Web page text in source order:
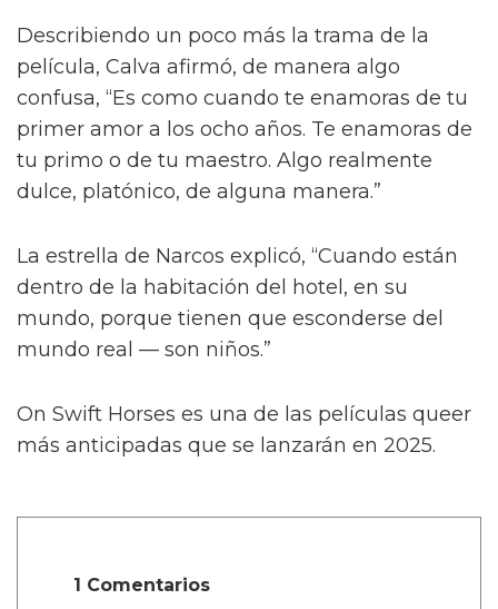
Describiendo un poco más la trama de la
película, Calva afirmó, de manera algo
confusa, “Es como cuando te enamoras de tu
primer amor a los ocho años. Te enamoras de
tu primo o de tu maestro. Algo realmente
dulce, platónico, de alguna manera.”
La estrella de Narcos explicó, “Cuando están
dentro de la habitación del hotel, en su
mundo, porque tienen que esconderse del
mundo real — son niños.”
On Swift Horses es una de las películas queer
más anticipadas que se lanzarán en 2025.
1 Comentarios